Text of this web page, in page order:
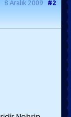
8 Aralık 2009 #2